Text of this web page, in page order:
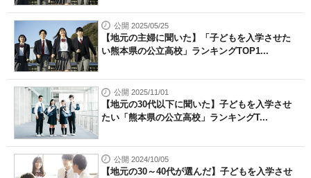
公開 2025/05/25
【地元の主婦に聞いた】「子どもを入学させた
い熊本県の公立高校」ランキングTOP1...
公開 2025/11/01
【地元の30代以下に聞いた】子どもを入学させ
たい「熊本県の公立高校」ランキングT...
公開 2024/10/05
【地元の30～40代が選んだ】子どもを入学させ